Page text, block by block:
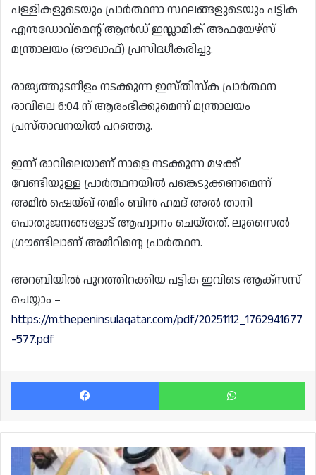
പള്ളികളുടെയും പ്രാർത്ഥനാ സ്ഥലങ്ങളുടെയും പട്ടിക
എൻഡോവ്‌മെന്റ് ആൻഡ് ഇസ്ലാമിക് അഫയേഴ്‌സ്
മന്ത്രാലയം (ഔഖാഫ്) പ്രസിദ്ധീകരിച്ചു.
രാജ്യത്തുടനീളം നടക്കുന്ന ഇസ്തിസ്‌ക പ്രാർത്ഥന
രാവിലെ 6:04 ന് ആരംഭിക്കുമെന്ന് മന്ത്രാലയം
പ്രസ്താവനയിൽ പറഞ്ഞു.
ഇന്ന് രാവിലെയാണ് നാളെ നടക്കുന്ന മഴക്ക്
വേണ്ടിയുള്ള പ്രാർത്ഥനയിൽ പങ്കെടുക്കണമെന്ന്
അമീർ ഷെയ്ഖ് തമീം ബിൻ ഹമദ് അൽ താനി
പൊതുജനങ്ങളോട് ആഹ്വാനം ചെയ്തത്. ലുസൈൽ
ഗ്രൗണ്ടിലാണ് അമീറിന്റെ പ്രാർത്ഥന.
അറബിയിൽ പുറത്തിറക്കിയ പട്ടിക ഇവിടെ ആക്‌സസ്
ചെയ്യാം –
https://m.thepeninsulaqatar.com/pdf/20251112_1762941677
-577.pdf
Facebook
നാളെ
ഇസ്തിസ്‌ക